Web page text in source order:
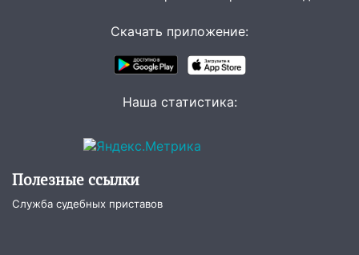
соседними Татарстаном и Саратовской
Диана Шурыгина уверовала в
Бога в СИЗО
В Ульяновске директора фирмы
млн рублей
велосипедистку: пострадали двое
07:20 Жара возвращается: ожидается
Скачать приложение:
Наша статистика:
Полезные ссылки
Служба судебных приставов